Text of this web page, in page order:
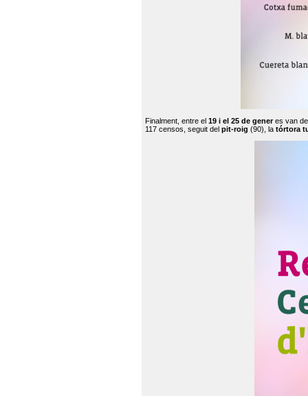
Finalment, entre el 19 i el 25 de generes van
117 censos, seguit del pit-roig (90), la tórtora